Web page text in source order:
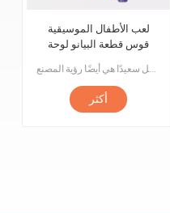
لعب الأطفال الموسيقية
قوس قطعة البيانو لوحة
الملحقات
يجذب البيانو الملون دائمًا انتباه الأطفال ويحفز غريزتهم الطبيعية للتعلم واللعب. والقطعة الموسيقية المعدنية في الأعلى مهمة بشكل خاص كقناة للطفل للتعرف على الموسيقى. قطعة الموسيقى المعدنية المنحنية الخاصة بنا ، بأداء جميل في نفس الوقت آمنة أيضًا ، تستحق أن تشتريها. دع الطفل سعيدًا هي أيضًا رؤية المصنع
أكثر